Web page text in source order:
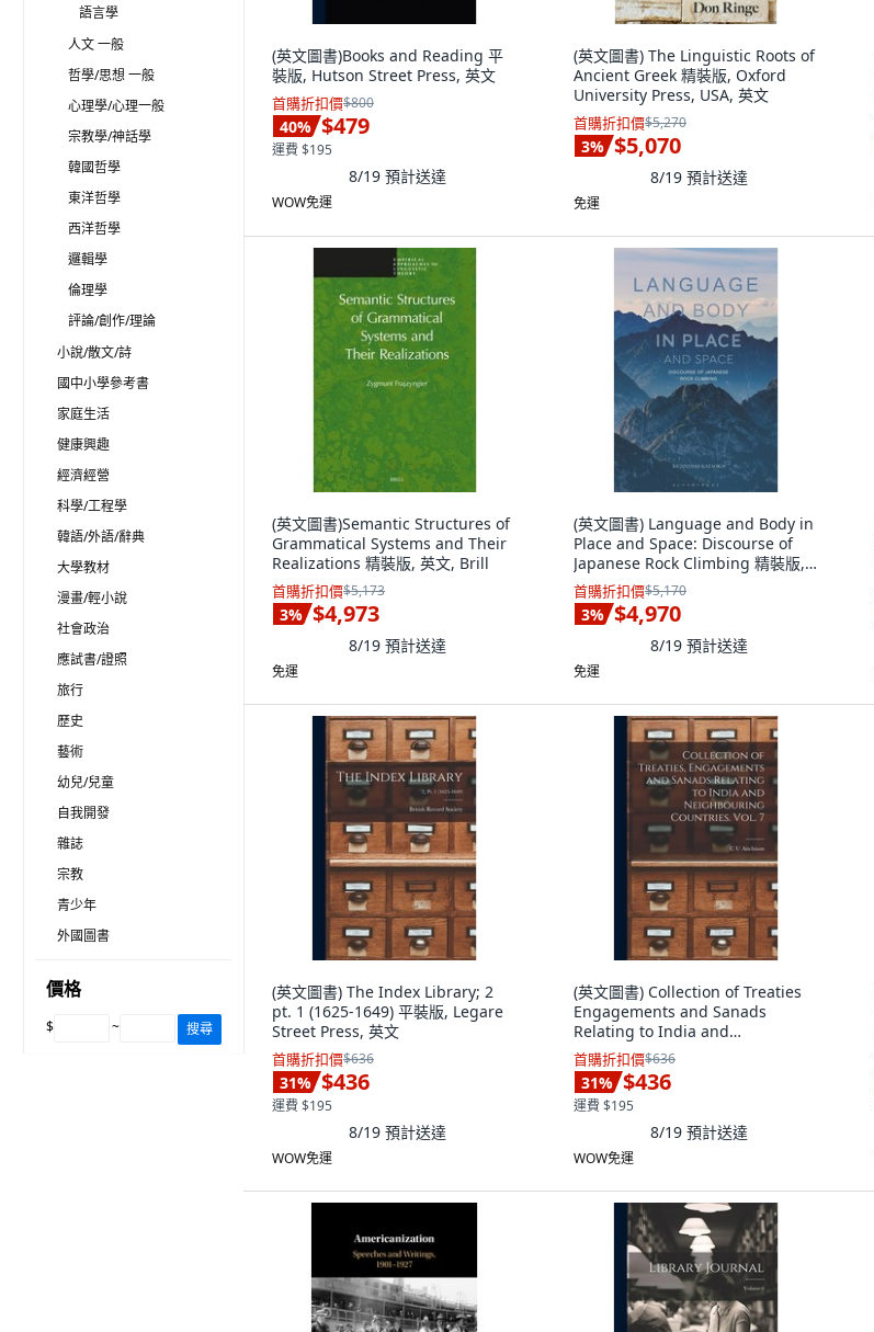
語言學
人文 一般
哲學/思想 一般
心理學/心理一般
宗教學/神話學
韓國哲學
東洋哲學
西洋哲學
邏輯學
倫理學
評論/創作/理論
小說/散文/詩
國中小學參考書
家庭生活
健康興趣
經濟經營
科學/工程學
韓語/外語/辭典
大學教材
漫畫/輕小說
社會政治
應試書/證照
旅行
歷史
藝術
幼兒/兒童
自我開發
雜誌
宗教
青少年
外國圖書
價格
$ ~ 搜尋
(英文圖書)Books and Reading 平
裝版, Hutson Street Press, 英文
首購折扣價$800
40% $479
運費 $195
8/19 預計送達
WOW免運
(英文圖書) The Linguistic Roots of
Ancient Greek 精裝版, Oxford
University Press, USA, 英文
首購折扣價$5,270
3% $5,070
8/19 預計送達
免運
(英文圖書)Semantic Structures of
Grammatical Systems and Their
Realizations 精裝版, 英文, Brill
首購折扣價$5,173
3% $4,973
8/19 預計送達
免運
(英文圖書) Language and Body in
Place and Space: Discourse of
Japanese Rock Climbing 精裝版,
Bloomsbury Publishing PLC, 英文
首購折扣價$5,170
3% $4,970
8/19 預計送達
免運
(英文圖書) The Index Library; 2
pt. 1 (1625-1649) 平裝版, Legare
Street Press, 英文
首購折扣價$636
31% $436
運費 $195
8/19 預計送達
WOW免運
(英文圖書) Collection of Treaties
Engagements and Sanads
Relating to India and
Neighbouring Countries. ... 平裝
版, Hassell Street Press, 英文
首購折扣價$636
31% $436
運費 $195
8/19 預計送達
WOW免運